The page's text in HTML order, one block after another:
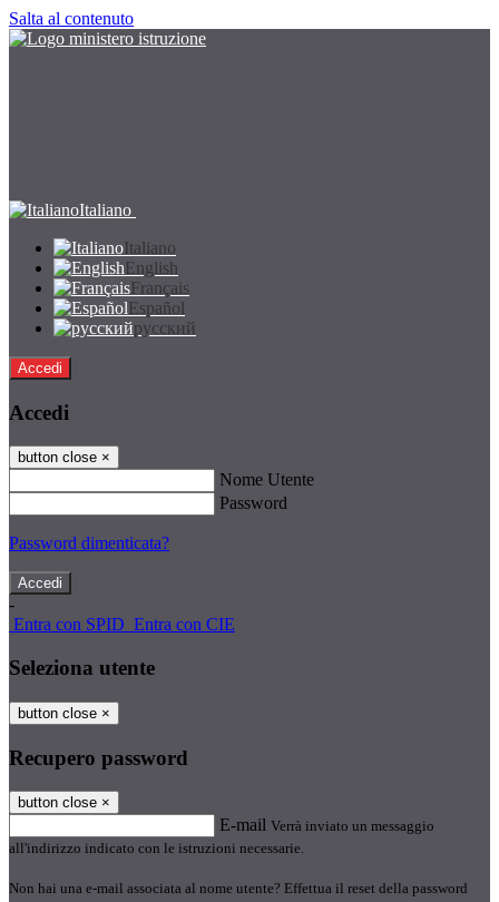
Salta al contenuto
Italiano
Italiano
English
Français
Español
русский
Accedi
Accedi
button close ×
Nome Utente
Password
Password dimenticata?
-
Entra con SPID Entra con CIE
Seleziona utente
button close ×
Recupero password
button close ×
E-mail Verrà inviato un messaggio
all'indirizzo indicato con le istruzioni necessarie.
Non hai una e-mail associata al nome utente? Effettua il reset della password